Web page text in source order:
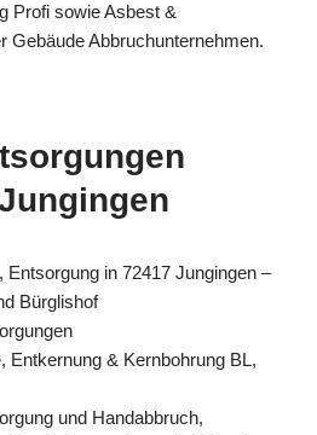
Profi sowie Asbest &
Gebäude Abbruchunternehmen.
in 72417 Jungingen –
Bürglishof
Entkernung & Kernbohrung BL,
und Handabbruch,